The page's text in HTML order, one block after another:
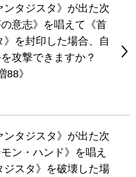
タジスタ》が出た次
意志》を唱えて《首
を封印した場合、自
攻撃できますか？
》
タジスタ》が出た次
ン・ハンド》を唱え
スタ》を破壊した場